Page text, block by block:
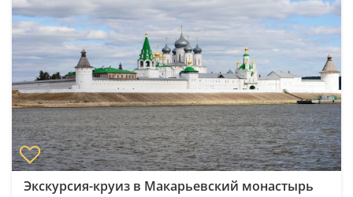
Экскурсия-круиз в Макарьевский монастырь